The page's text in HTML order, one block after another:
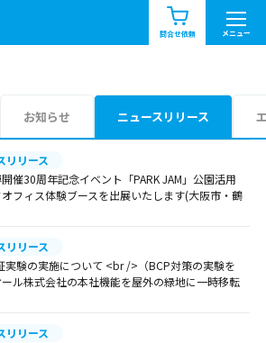
問合せ依頼 メニュー
お知らせ一覧
エリア情報を見る
関西 中国・四国
（外部）
お知らせ ニュースリリース
リリース
催30周年記念イベント「PARK JAM」公園活用
フィス体験ブースを出展いたします(大阪市・鶴
リリース
実験の実施について <br />（BCP対策の実験を
ル株式会社の本社機能を屋外の緑地に一時移転
リリース